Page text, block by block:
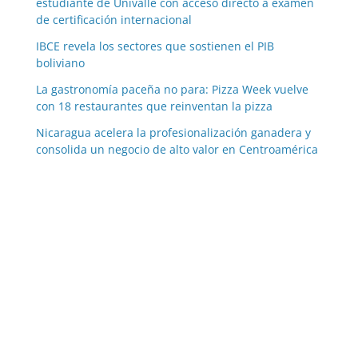
de certificación internacional
IBCE revela los sectores que sostienen el PIB
boliviano
La gastronomía paceña no para: Pizza Week vuelve
con 18 restaurantes que reinventan la pizza
Nicaragua acelera la profesionalización ganadera y
consolida un negocio de alto valor en Centroamérica